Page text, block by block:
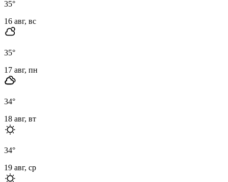
35°
16 авг, вс
35°
17 авг, пн
34°
18 авг, вт
34°
19 авг, ср